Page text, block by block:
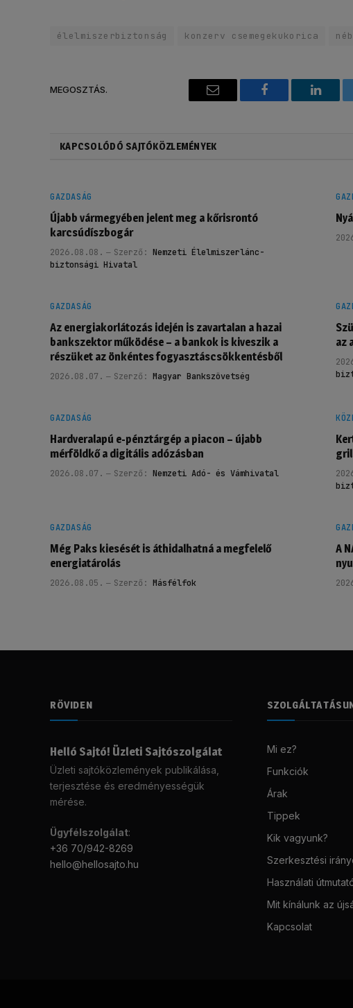
élelmiszerbiztonság konzerv csemegekukorica
MEGOSZTÁS.
Email Facebook
KAPCSOLÓDÓ SAJTÓKÖZLEMÉNYEK
GAZDASÁG
Újabb vármegyében jelent meg a kőrisrontó
karcsúdíszbogár
2026.08.08. Szerző: Nemzeti Élelmiszerlánc-
biztonsági Hivatal
GAZDASÁG
Az energiakorlátozás idején is zavartalan a hazai
bankszektor működése – a bankok is kiveszik a
részüket az önkéntes fogyasztáscsökkentésből
2026.08.07. Szerző: Magyar Bankszövetség
az
GAZDASÁG
Hardveralapú e-pénztárgép a piacon – újabb
mérföldkő a digitális adózásban
2026.08.07. Szerző: Nemzeti Adó- és Vámhivatal
GAZDASÁG
Még Paks kiesését is áthidalhatná a megfelelő
energiatárolás
2026.08.05. Szerző: Másfélfok
A
RÖVIDEN
Helló Sajtó! Üzleti Sajtószolgálat
Üzleti sajtóközlemények publikálása,
terjesztése és eredményességük
mérése.
Ügyfélszolgálat:
+36 70/942-8269
hello@hellosajto.hu
Mi ez?
Funkciók
Árak
Tippek
Kik vagyunk?
Szerkesztési
Használati
Mit kínálunk az
Kapcsolat